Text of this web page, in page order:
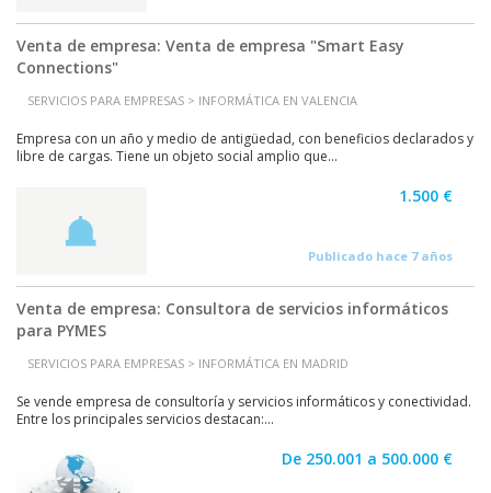
Venta de empresa: Venta de empresa "Smart Easy
Connections"
SERVICIOS PARA EMPRESAS > INFORMÁTICA EN VALENCIA
Empresa con un año y medio de antigüedad, con beneficios declarados y
libre de cargas. Tiene un objeto social amplio que...
1.500 €
Publicado hace 7 años
Venta de empresa: Consultora de servicios informáticos
para PYMES
SERVICIOS PARA EMPRESAS > INFORMÁTICA EN MADRID
Se vende empresa de consultoría y servicios informáticos y conectividad.
Entre los principales servicios destacan:...
De 250.001 a 500.000 €